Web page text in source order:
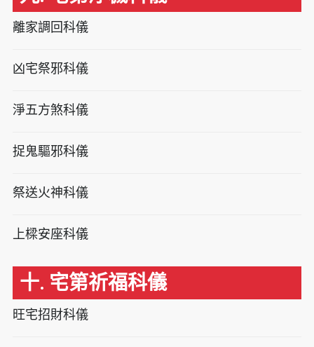
離家調回科儀
凶宅祭邪科儀
淨五方煞科儀
捉鬼驅邪科儀
祭送火神科儀
上樑安座科儀
十. 宅第祈福科儀
旺宅招財科儀